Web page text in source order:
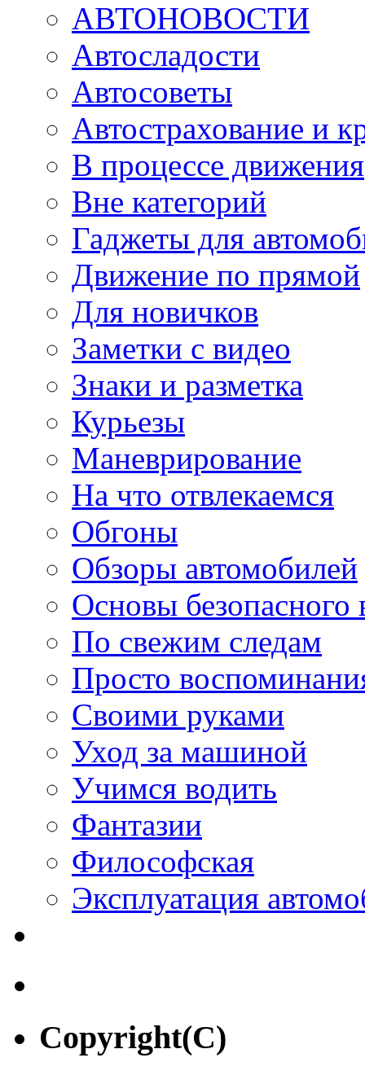
АВТОНОВОСТИ
Автосладости
Автосоветы
Автострахование и
В процессе движения
Вне категорий
Гаджеты для
Движение по прямой
Для новичков
Заметки с видео
Знаки и разметка
Курьезы
Маневрирование
На что отвлекаемся
Обгоны
Обзоры автомобилей
Основы безопасного
По свежим следам
Просто
Своими руками
Уход за машиной
Учимся водить
Фантазии
Философская
Эксплуатация
Copyright(C)